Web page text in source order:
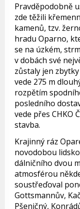
Pravděpodobně
zde těžili
kamenů, tzv.
hradu Oparno,
se na úzkém,
v dobách své
zůstaly jen
vede 275 m
rozpětím
posledního
vede přes CHKO
stavba.
Krajinný ráz
novodobou
dálničního dvou
atmosférou
soustřeďoval
Gottsmannův,
Pšeničný,